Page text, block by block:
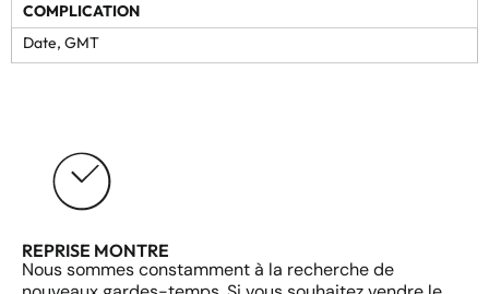
COMPLICATION
Date, GMT
REPRISE MONTRE
Nous sommes constamment à la recherche de